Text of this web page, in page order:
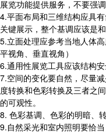
展览功能提供服务，不要强调
4.平面布局和三维结构应具
关键展示，整个基调应该是
5.立面处理应参考当地人体
平视角、垂直视角）
6.通用性展览工具应该结构安
7.空间的变化要自然，尽量
度转换和色彩转换及三者之
的可观性。
8. 色彩基调、色彩的明暗、
9.自然采光和室内照明要恰